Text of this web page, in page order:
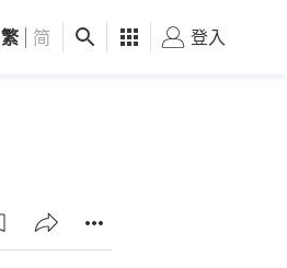
觀點 健康 好食玩飛
繁 简 登入